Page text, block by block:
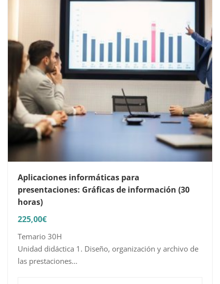
Aplicaciones informáticas para
presentaciones: Gráficas de información (30
horas)
225,00€
Temario 30H
Unidad didáctica 1. Diseño, organización y archivo de
las prestaciones